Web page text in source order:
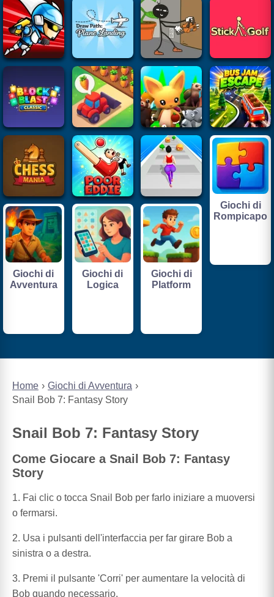
Home
Giochi di Avventura
Snail Bob 7: Fantasy Story
Snail Bob 7: Fantasy Story
Come Giocare a Snail Bob 7: Fantasy
Story
1. Fai clic o tocca Snail Bob per farlo iniziare a muoversi
o fermarsi.
2. Usa i pulsanti dell'interfaccia per far girare Bob a
sinistra o a destra.
3. Premi il pulsante 'Corri' per aumentare la velocità di
Bob quando necessario.
Giochi di
Rompicapo
Giochi di
Avventura
Giochi di
Logica
Giochi di
Platform